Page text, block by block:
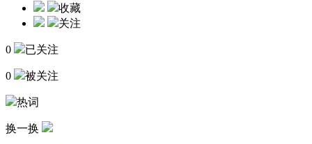
收藏
关注
0 已关注
0 被关注
热词
换一换